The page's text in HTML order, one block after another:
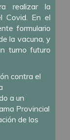
realizar la
Covid. En el
formulario
la vacuna, y
turno futuro
contra el
a un
Provincial
de los